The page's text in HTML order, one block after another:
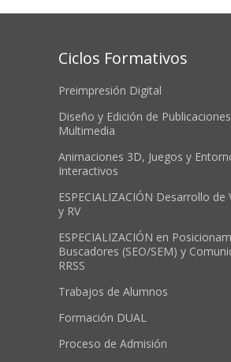
Ciclos Formativos
Preimpresión Digital
Diseño y Edición de
Multimedia
Animaciones 3D, Juegos y
Interactivos
ESPECIALIZACIÓN Desarrollo de
y RV
ESPECIALIZACIÓN en
Buscadores (SEO/SEM) y
RRSS
Trabajos de Alumnos
Formación DUAL
Proceso de Admisión